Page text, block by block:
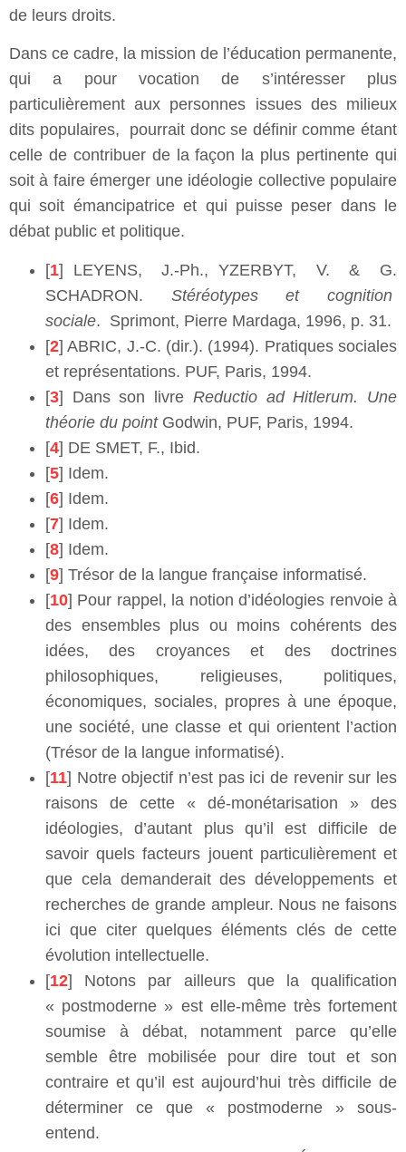
de leurs droits.
Dans ce cadre, la mission de l’éducation permanente,
qui a pour vocation de s’intéresser plus
particulièrement aux personnes issues des milieux
dits populaires, pourrait donc se définir comme étant
celle de contribuer de la façon la plus pertinente qui
soit à faire émerger une idéologie collective populaire
qui soit émancipatrice et qui puisse peser dans le
débat public et politique.
[1] LEYENS, J.-Ph., YZERBYT, V. & G.
SCHADRON. Stéréotypes et cognition
sociale. Sprimont, Pierre Mardaga, 1996, p. 31.
[2] ABRIC, J.-C. (dir.). (1994). Pratiques sociales
et représentations. PUF, Paris, 1994.
[3] Dans son livre Reductio ad Hitlerum. Une
théorie du pointGodwin, PUF, Paris, 1994.
[4] DE SMET, F., Ibid.
[5] Idem.
[6] Idem.
[7] Idem.
[8] Idem.
[9] Trésor de la langue française informatisé.
[10] Pour rappel, la notion d’idéologies renvoie à
des ensembles plus ou moins cohérents des
idées, des croyances et des doctrines
philosophiques, religieuses, politiques,
économiques, sociales, propres à une époque,
une société, une classe et qui orientent l’action
(Trésor de la langue informatisé).
[11] Notre objectif n’est pas ici de revenir sur les
raisons de cette « dé-monétarisation » des
idéologies, d’autant plus qu’il est difficile de
savoir quels facteurs jouent particulièrement et
que cela demanderait des développements et
recherches de grande ampleur. Nous ne faisons
ici que citer quelques éléments clés de cette
évolution intellectuelle.
[12] Notons par ailleurs que la qualification
« postmoderne » est elle-même très fortement
soumise à débat, notamment parce qu’elle
semble être mobilisée pour dire tout et son
contraire et qu’il est aujourd’hui très difficile de
déterminer ce que « postmoderne » sous-
entend.